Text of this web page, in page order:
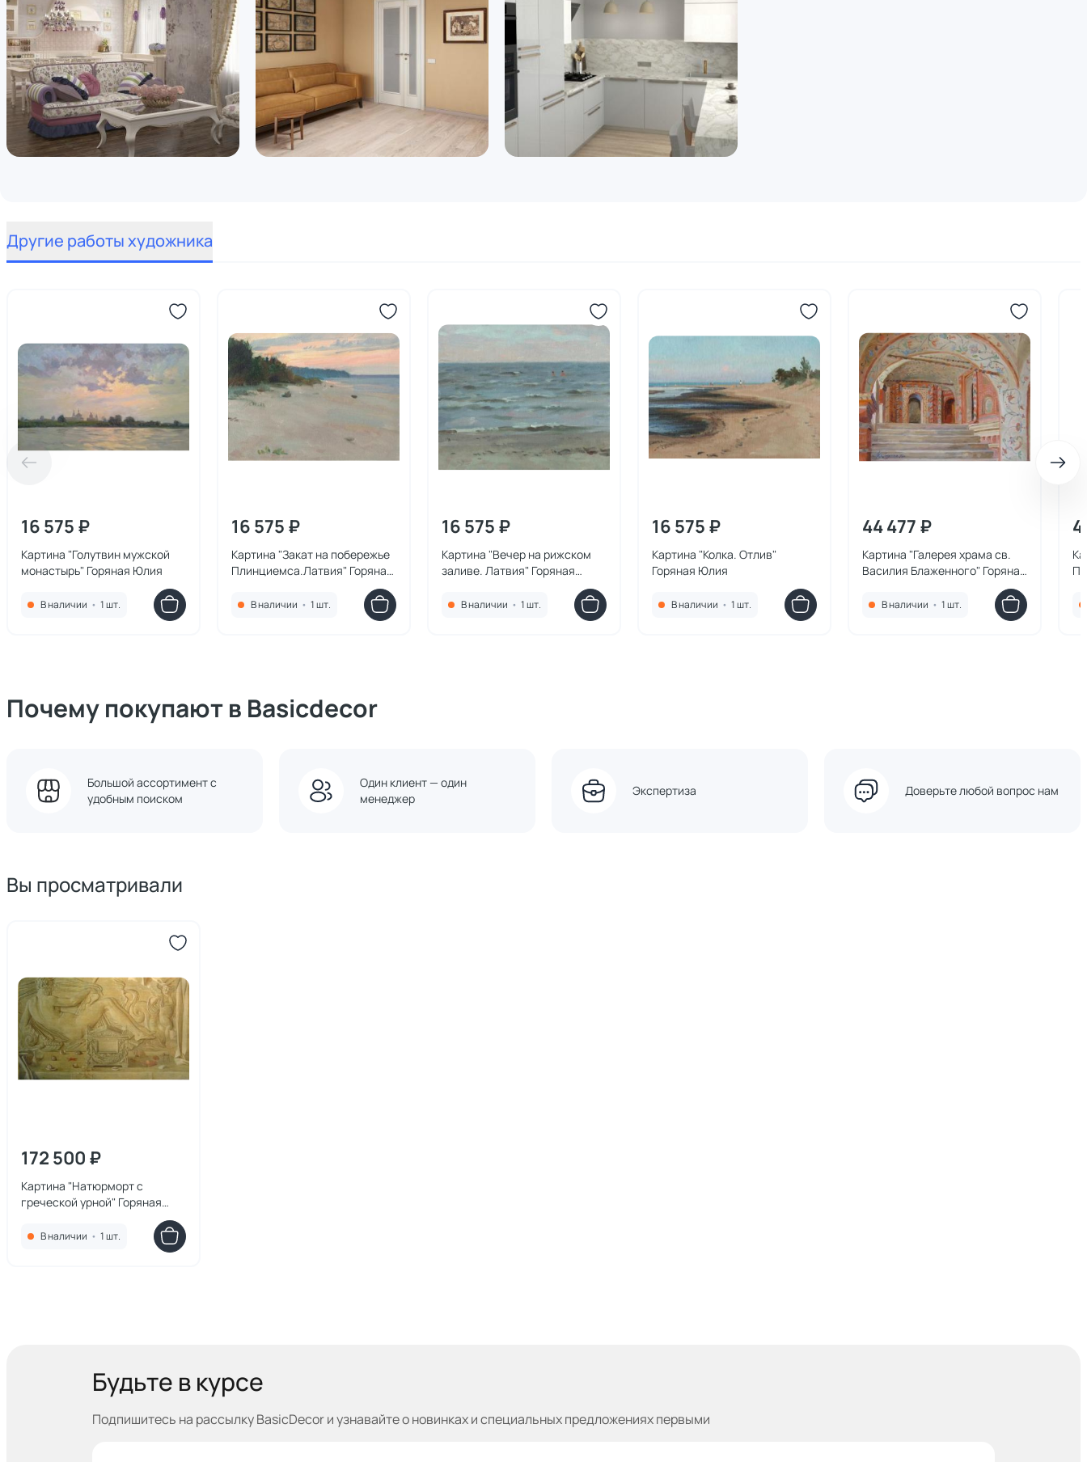
Другие работы художника
16 575 ₽
Картина "Голутвин мужской
монастырь" Горяная Юлия
В наличии • 1 шт.
16 575 ₽
Картина "Закат на побережье
Плинциемса.Латвия" Горяная
В наличии • 1 шт.
16 575 ₽
Картина "Вечер на рижском
заливе. Латвия" Горяная
В наличии • 1 шт.
16 575 ₽
Картина "Колка. Отлив"
Горяная Юлия
В наличии • 1 шт.
44 477 ₽
Картина "Галерея храма св.
Василия Блаженного" Горяная
В наличии • 1 шт.
Почему покупают в Basicdecor
Большой ассортимент с
удобным поиском
Один клиент — один
менеджер
Экспертиза Доверьте любой вопрос нам
Вы просматривали
172 500 ₽
Картина "Натюрморт с
греческой урной" Горяная
В наличии • 1 шт.
Будьте в курсе
Подпишитесь на рассылку BasicDecor и узнавайтео новинках и специальных предложениях первыми